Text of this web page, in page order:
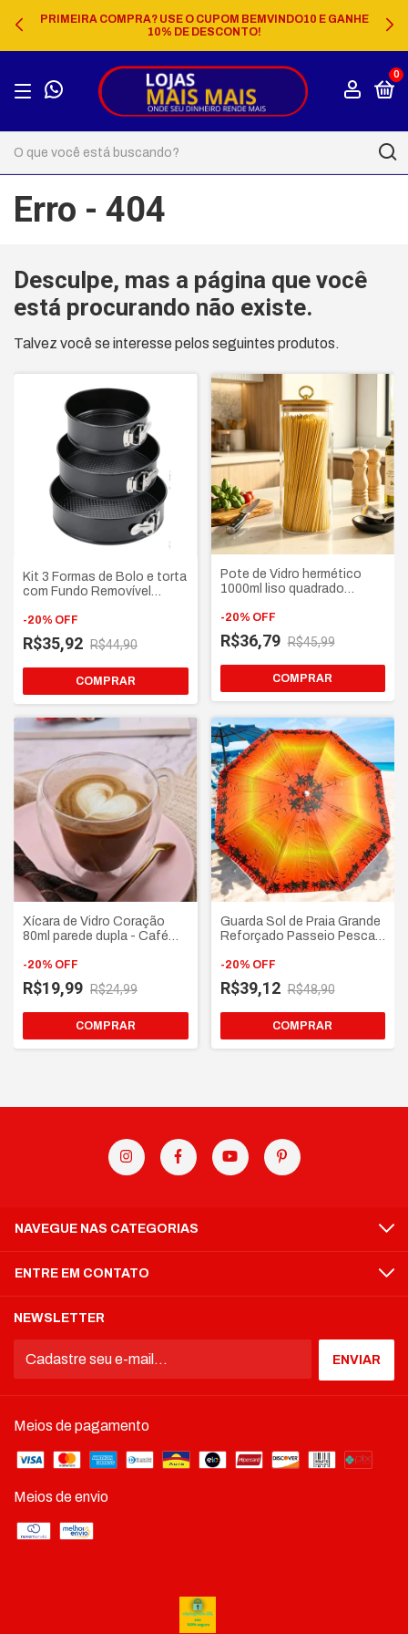
PRIMEIRA COMPRA? USE O CUPOM BEMVINDO10 E GANHE
10% DE DESCONTO!
0
Erro - 404
Desculpe, mas a página que você
está procurando não existe.
Talvez você se interesse pelos seguintes produtos.
Kit 3 Formas de Bolo e torta
com Fundo Removível
-20% OFF
R$35,92 R$44,90
Pote de Vidro hermético
1000ml liso quadrado
puxador argola Dourada
-20% OFF
R$36,79 R$45,99
Xícara de Vidro Coração
80ml parede dupla - Café
-20% OFF
R$19,99 R$24,99
COMPRAR
Guarda Sol de Praia Grande
Reforçado Passeio Pesca
Estampas Sortidas
-20% OFF
R$39,12 R$48,90
NAVEGUE NAS CATEGORIAS
ENTRE EM CONTATO
NEWSLETTER
Meios de pagamento
Meios de envio